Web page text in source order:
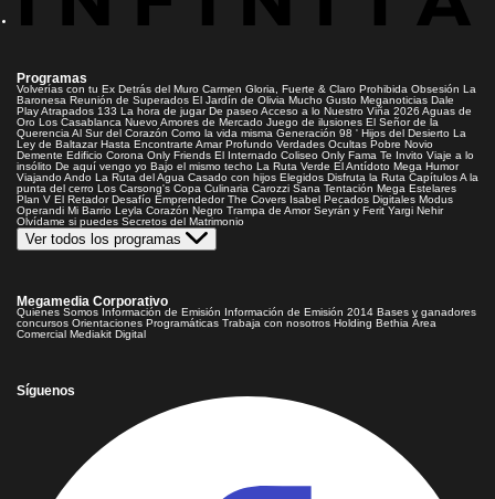
Programas
Volverías con tu Ex Detrás del Muro Carmen Gloria, Fuerte & Claro Prohibida Obsesión La
Baronesa Reunión de Superados El Jardín de Olivia Mucho Gusto Meganoticias Dale
PlayAtrapados 133 La hora de jugar De paseoAcceso a lo Nuestro Viña 2026 Aguas de
Oro Los Casablanca Nuevo Amores de Mercado Juego de ilusiones El Señor de la
Querencia Al Sur del Corazón Como la vida misma Generación 98 ' Hijos del Desierto La
Ley de Baltazar Hasta Encontrarte Amar Profundo Verdades Ocultas Pobre Novio
Demente Edificio Corona Only Friends El Internado Coliseo Only Fama Te Invito Viaje a lo
insólito De aquí vengo yo Bajo el mismo techo La Ruta Verde El Antídoto Mega Humor
Viajando Ando La Ruta del Agua Casado con hijos Elegidos Disfruta la Ruta CapítulosA la
punta del cerro Los Carsong's Copa Culinaria Carozzi Sana Tentación Mega Estelares
Plan V El Retador Desafío Emprendedor The Covers Isabel Pecados Digitales Modus
Operandi Mi Barrio Leyla Corazón Negro Trampa de Amor Seyrán y Ferit Yargi Nehir
Olvídame si puedes Secretos del Matrimonio
Ver todos los programas
Megamedia Corporativo
Quienes Somos Información de Emisión Información de Emisión 2014 Bases y ganadores
concursos Orientaciones Programáticas Trabaja con nosotros Holding Bethia Área
Comercial Mediakit Digital
Síguenos